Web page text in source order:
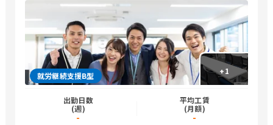
+1
就労継続支援B型
出勤日数
(週)
-
平均工賃
(月額)
-